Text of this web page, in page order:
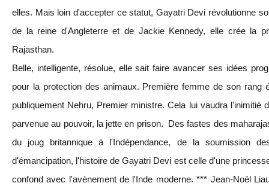
elles. Mais loin d'accepter ce statut, Gayatri Devi révolutionne
de la reine d'Angleterre et de Jackie Kennedy, elle crée la
Rajasthan.
Belle, intelligente, résolue, elle sait faire avancer ses idées
pour la protection des animaux. Première femme de son rang
publiquement Nehru, Premier ministre. Cela lui vaudra l'inimitié
parvenue au pouvoir, la jette en prison. Des fastes des
du joug britannique à l'Indépendance, de la soumission
d'émancipation, l'histoire de Gayatri Devi est celle d'une
confond avec l'avènement de l'Inde moderne. *** Jean-Noël